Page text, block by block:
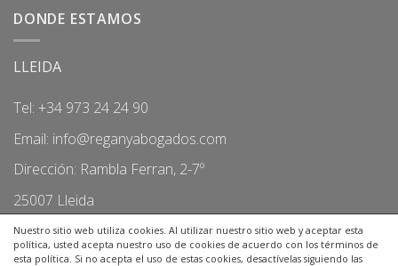
Nuestro sitio web utiliza cookies. Al utilizar nuestro sitio web y aceptar esta
política, usted acepta nuestro uso de cookies de acuerdo con los términos de
esta política. Si no acepta el uso de estas cookies, desactívelas siguiendo las
DONDE ESTAMOS
LLEIDA
Tel: +34 973 24 24 90
Email: info@reganyabogados.com
Dirección: Rambla Ferran, 2-7º
25007 Lleida
Copyright 2026 ©Regany Abogados - Política de privacidad